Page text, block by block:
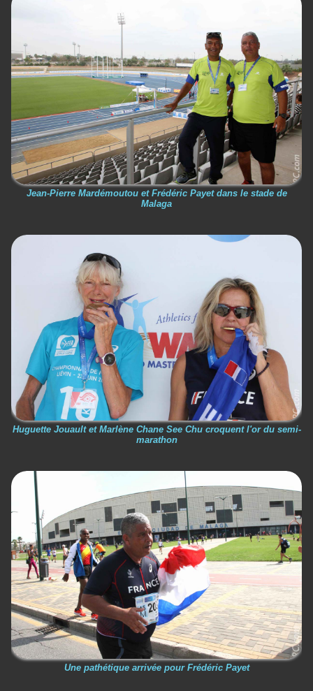
Jean-Pierre Mardémoutou et Frédéric Payet dans le stade de
Malaga
Huguette Jouault et Marlène Chane See Chu croquent l'or du semi-
marathon
Une pathétique arrivée pour Frédéric Payet